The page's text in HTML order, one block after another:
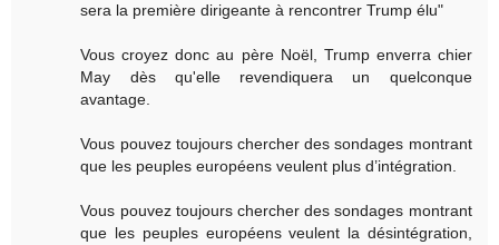
sera la première dirigeante à rencontrer Trump élu"
Vous croyez donc au père Noël, Trump enverra chier
May dès qu'elle revendiquera un quelconque
avantage.
Vous pouvez toujours chercher des sondages montrant
que les peuples européens veulent plus d’intégration.
Vous pouvez toujours chercher des sondages montrant
que les peuples européens veulent la désintégration,